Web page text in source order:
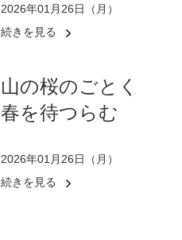
2026年01月26日（月）
続きを見る
山の桜のごとく
春を待つらむ
2026年01月26日（月）
続きを見る